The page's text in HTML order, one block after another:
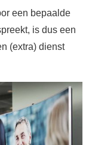
een bepaalde
is dus een
(extra) dienst